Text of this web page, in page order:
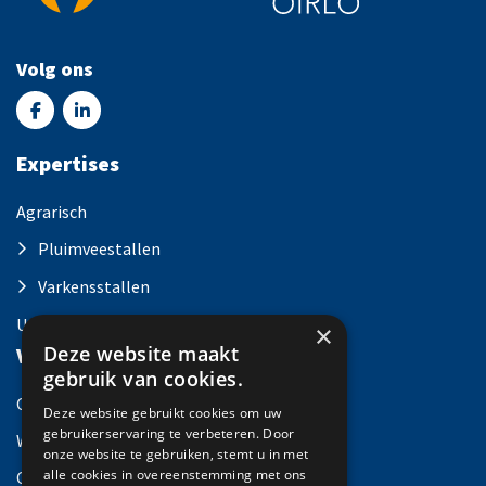
Volg ons
Expertises
Agrarisch
Pluimveestallen
Varkensstallen
Utiliteit
Versleijen Oirlo
Over Versleijen
Werken bij
Contact
×
Deze website maakt
gebruik van cookies.
Deze website gebruikt cookies om uw
gebruikerservaring te verbeteren. Door
onze website te gebruiken, stemt u in met
alle cookies in overeenstemming met ons